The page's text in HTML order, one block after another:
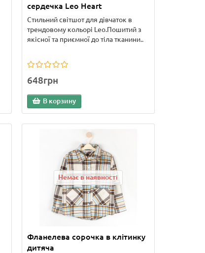
сердечка Leo Heart
Стильний світшот для дівчаток в
трендовому кольорі Leo.Пошитий з
якісної та приємної до тіла тканини..
648грн
В корзину
Немає в наявності
Фланелева сорочка в клітинку
дитяча